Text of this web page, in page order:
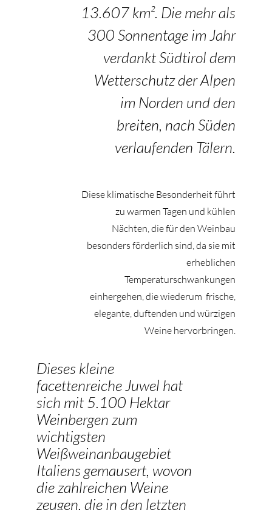
13.607 km². Die mehr als
300 Sonnentage im Jahr
verdankt Südtirol dem
Wetterschutz der Alpen
im Norden und den
breiten, nach Süden
verlaufenden Tälern.
Diese klimatische Besonderheit führt
zu warmen Tagen und kühlen
Nächten, die für den Weinbau
besonders förderlich sind, da sie mit
erheblichen
Temperaturschwankungen
einhergehen, die wiederum frische,
elegante, duftenden und würzigen
Weine hervorbringen.
Dieses kleine
facettenreiche Juwel hat
sich mit 5.100 Hektar
Weinbergen zum
wichtigsten
Weißweinanbaugebiet
Italiens gemausert, wovon
die zahlreichen Weine
zeugen, die in den letzten